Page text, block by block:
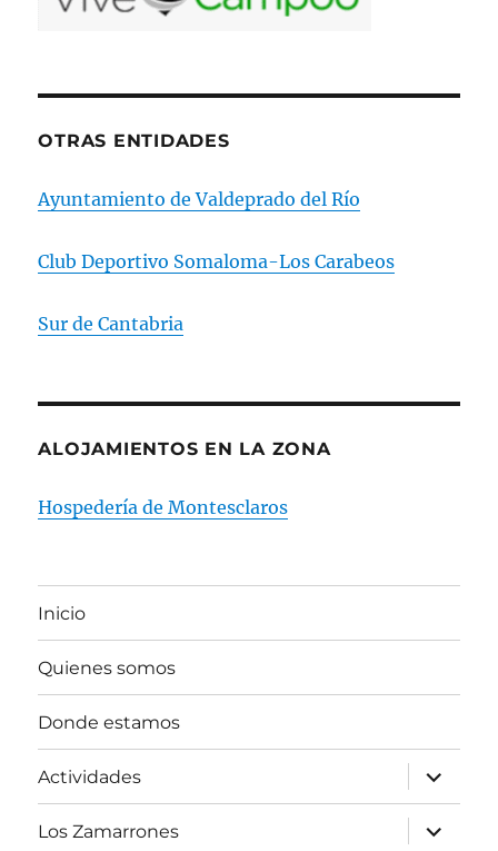
OTRAS ENTIDADES
Ayuntamiento de Valdeprado del Río
Club Deportivo Somaloma-Los Carabeos
Sur de Cantabria
ALOJAMIENTOS EN LA ZONA
Hospedería de Montesclaros
Inicio
Quienes somos
Donde estamos
Actividades
expande
el
menú
inferior
Los Zamarrones
expande
el